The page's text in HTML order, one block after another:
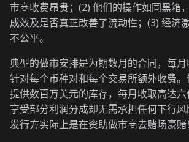
市商收费昂贵；(2) 他们的操作如同黑箱
成效及是否真正改善了流动性；(3) 经济
不公平。
典型的做市安排是为期数月的合同，每
针对每个币种对和每个交易所额外收费
提供数百万美元的库存，每月收取高达
享受部分利润分成却无需承担任何下行
发行方实际上是在资助做市商去赌场豪赌！